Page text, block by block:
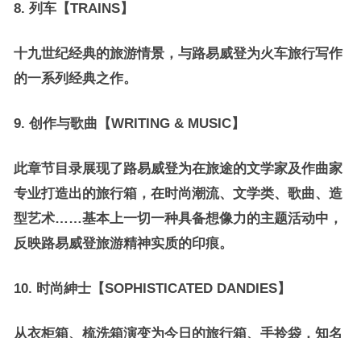
8. 列车【TRAINS】
十九世纪经典的旅游情景，与路易威登为火车旅行写作
的一系列经典之作。
9. 创作与歌曲【WRITING & MUSIC】
此章节目录展现了路易威登为在旅途的文学家及作曲家
专业打造出的旅行箱，在时尚潮流、文学类、歌曲、造
型艺术……基本上一切一种具备想像力的主题活动中，
反映路易威登旅游精神实质的印痕。
10. 时尚紳士【SOPHISTICATED DANDIES】
从衣柜箱、梳洗箱演变为今日的旅行箱、手拎袋，知名